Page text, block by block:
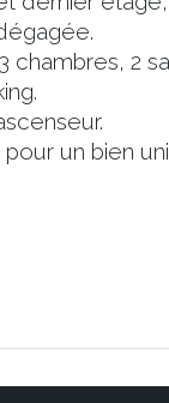
chambres, 2
un bien